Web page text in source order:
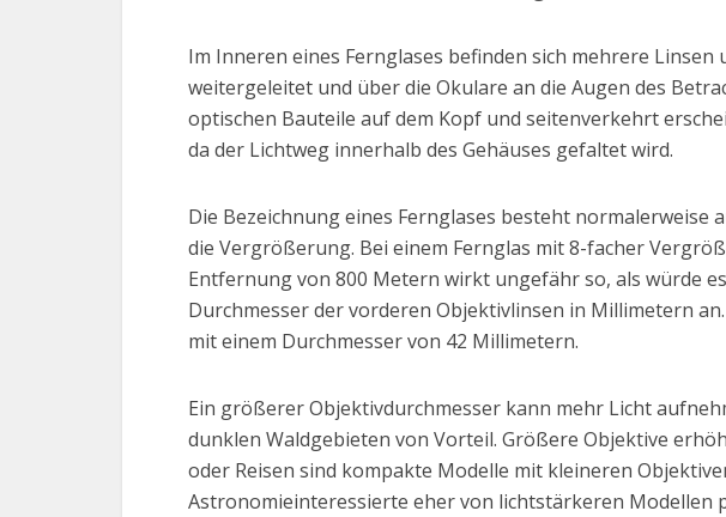
Im Inneren eines Fernglases befinden sich mehrere
weitergeleitet und über die Okulare an die Augen des
optischen Bauteile auf dem Kopf und seitenverkehrt
da der Lichtweg innerhalb des Gehäuses gefaltet wird.
Die Bezeichnung eines Fernglases besteht normalerweise
die Vergrößerung. Bei einem Fernglas mit 8-facher
Entfernung von 800 Metern wirkt ungefähr so, als würde
Durchmesser der vorderen Objektivlinsen in Millimetern
mit einem Durchmesser von 42 Millimetern.
Ein größerer Objektivdurchmesser kann mehr Licht
dunklen Waldgebieten von Vorteil. Größere Objektive
oder Reisen sind kompakte Modelle mit kleineren
Astronomieinteressierte eher von lichtstärkeren Modellen